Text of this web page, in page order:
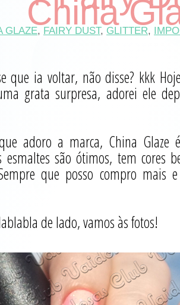
China
GLAZE, FAIRY DUST, GLITTER,
que ia voltar, não disse? kkk
grata surpresa, adorei ele
adoro a marca, China Glaze
esmaltes são ótimos, tem cores
que posso compro mais
de lado, vamos às fotos!